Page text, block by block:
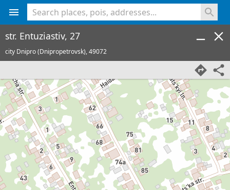
str. Entuziastiv, 27
city Dnipro (Dnipropetrovsk),49072
<% console.log(hcard) %>